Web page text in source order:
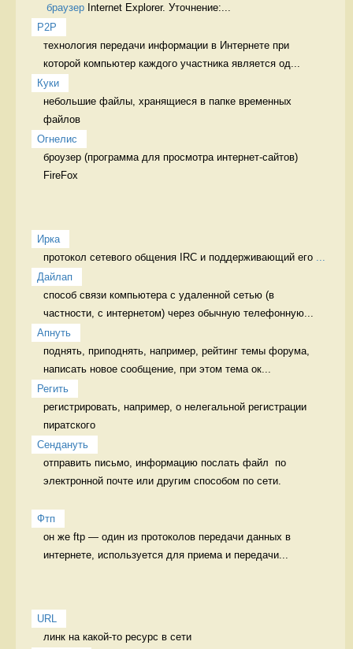
браузер Internet Explorer. Уточнение:...
P2P
технология передачи информации в Интернете при
которой компьютер каждого участника является од...
Куки
небольшие файлы, хранящиеся в папке временных
файлов
Огнелис
броузер (программа для просмотра интернет-сайтов)
FireFox
Ирка
протокол сетевого общения IRC и поддерживающий его
Дайлап
способ связи компьютера с удаленной сетью (в
частности, с интернетом) через обычную телефонную...
Апнуть
поднять, приподнять, например, рейтинг темы форума,
написать новое сообщение, при этом тема ок...
Регить
регистрировать, например, о нелегальной регистрации
пиратского
Сендануть
отправить письмо, информацию послать файл  по
электронной почте или другим способом по сети.
Фтп
он же ftp — один из протоколов передачи данных в
интернете, используется для приема и передачи...
URL
линк на какой-то ресурс в сети